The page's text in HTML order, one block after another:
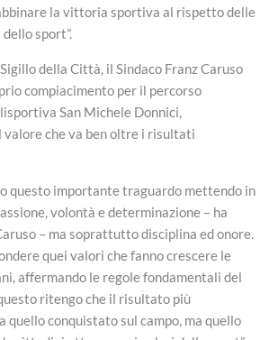
la vittoria sportiva al rispetto delle
sport”.
della Città, il Sindaco Franz Caruso
compiacimento per il percorso
San Michele Donnici,
che va ben oltre i risultati
questo importante traguardo mettendo in
volontà e determinazione – ha
– ma soprattutto disciplina ed onore.
quei valori che fanno crescere le
affermando le regole fondamentali del
ritengo che il risultato più
quello conquistato sul campo, ma quello